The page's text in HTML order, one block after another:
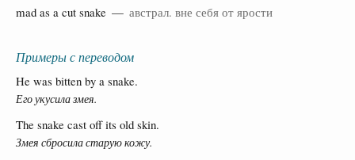
mad as a cut snake — австрал. вне себя от ярости
Примеры с переводом
He was bitten by a snake.
Его укусила змея.
The snake cast off its old skin.
Змея сбросила старую кожу.